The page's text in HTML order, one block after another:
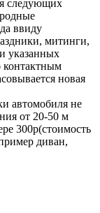
следующих
ввиду
митинги,
указанных
контактным
новая
автомобиля не
от 20-50 м
300р(стоимость
диван,